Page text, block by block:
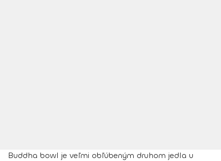
Buddha bowl je veľmi obľúbeným druhom jedla u